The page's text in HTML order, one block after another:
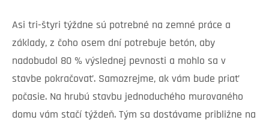
Asi tri-štyri týždne sú potrebné na zemné práce a
základy, z čoho osem dní potrebuje betón, aby
nadobudol 80 % výslednej pevnosti a mohlo sa v
stavbe pokračovať. Samozrejme, ak vám bude priať
počasie. Na hrubú stavbu jednoduchého murovaného
domu vám stačí týždeň. Tým sa dostávame približne na